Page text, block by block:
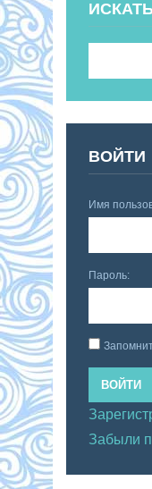
ВОЙТИ
Имя
Пароль:
ВОЙТИ
Забыли